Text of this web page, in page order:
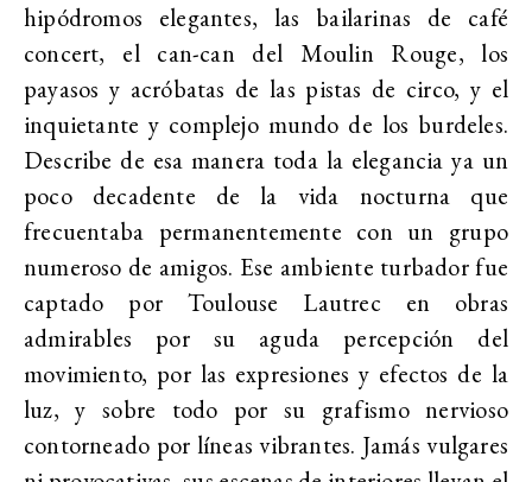
hipódromos elegantes, las bailarinas de café
concert, el can-can del Moulin Rouge, los
payasos y acróbatas de las pistas de circo, y el
inquietante y complejo mundo de los burdeles.
Describe de esa manera toda la elegancia ya un
poco decadente de la vida nocturna que
frecuentaba permanentemente con un grupo
numeroso de amigos. Ese ambiente turbador fue
captado por Toulouse Lautrec en obras
admirables por su aguda percepción del
movimiento, por las expresiones y efectos de la
luz, y sobre todo por su grafismo nervioso
contorneado por líneas vibrantes. Jamás vulgares